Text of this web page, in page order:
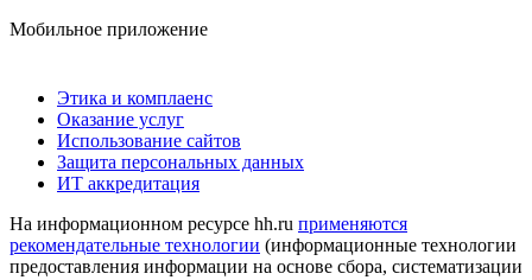
Мобильное приложение
Этика и комплаенс
Оказание услуг
Использование сайтов
Защита персональных данных
ИТ аккредитация
На информационном ресурсе hh.ru применяются
рекомендательные технологии (информационные технологии
предоставления информации на основе сбора, систематизации